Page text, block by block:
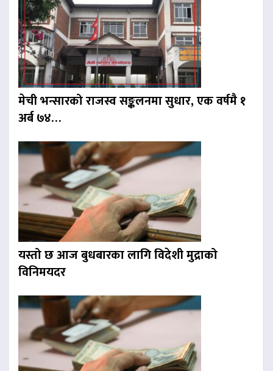
मेची भन्सारको राजस्व सङ्कलनमा सुधार, एक वर्षमै १
अर्ब ७४…
यस्तो छ आज बुधबारका लागि विदेशी मुद्राको
विनिमयदर